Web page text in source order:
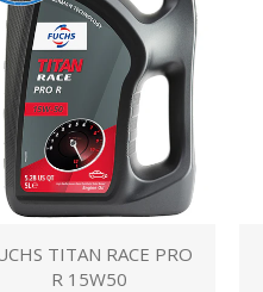
TITAN RACE PRO
R 15W50